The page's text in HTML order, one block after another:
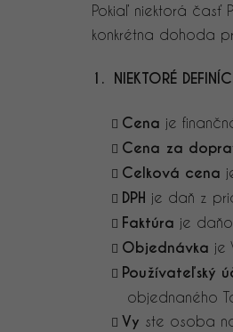
Pokiaľ niektorá časť
konkrétna dohoda
1. NIEKTORÉ
Cena je
Cena za
Celková cena
DPH je daň z
Faktúra je
Objednávka je
Používateľský
objednaného
Vy ste osoba